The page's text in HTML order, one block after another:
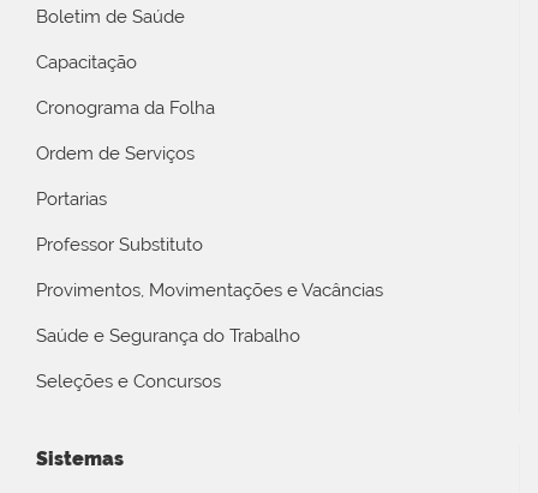
Boletim de Saúde
Capacitação
Cronograma da Folha
Ordem de Serviços
Portarias
Professor Substituto
Provimentos, Movimentações e Vacâncias
Saúde e Segurança do Trabalho
Seleções e Concursos
Sistemas